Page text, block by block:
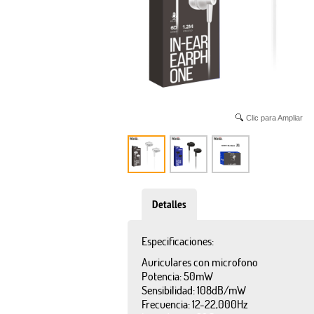
Clic para Ampliar
Detalles
Especificaciones:
Auriculares con microfono
Potencia: 50mW
Sensibilidad: 108dB/mW
Frecuencia: 12-22,000Hz